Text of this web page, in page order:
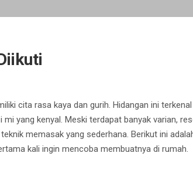
cita rasa kaya dan gurih. Hidangan ini
yang kenyal. Meski terdapat banyak varian,
memasak yang sederhana. Berikut ini
kali ingin mencoba membuatnya di rumah.